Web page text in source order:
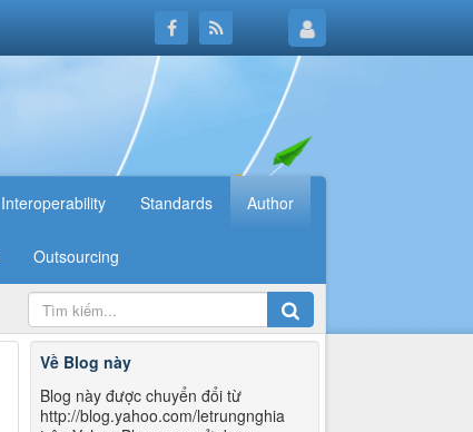
Interoperability Standards Author
Outsourcing
Về Blog này
Blog này được chuyển đổi từ
http://blog.yahoo.com/letrungnghia